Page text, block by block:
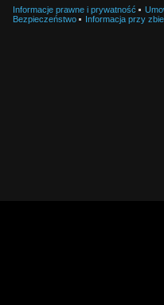
Informacje prawne i prywatność
Bezpieczeństwo
Informacja przy